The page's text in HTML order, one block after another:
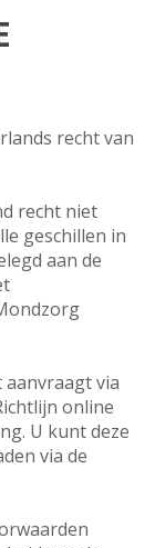
recht van
recht niet
geschillen in
aan de
via
online
U kunt deze
via de